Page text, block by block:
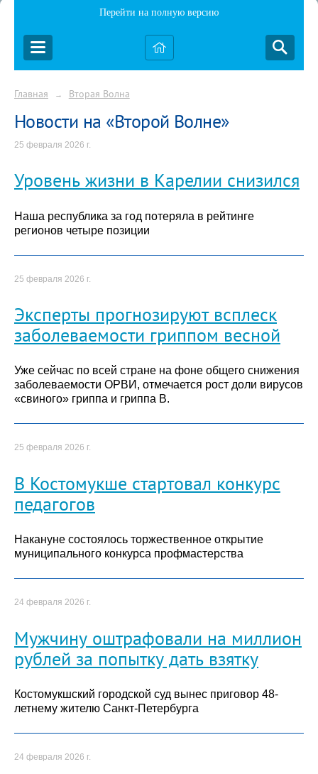
Перейти на полную версию
Главная → Вторая Волна
Новости на «Второй Волне»
25 февраля 2026 г.
Уровень жизни в Карелии снизился
Наша республика за год потеряла в рейтинге
регионов четыре позиции
25 февраля 2026 г.
Эксперты прогнозируют всплеск
заболеваемости гриппом весной
Уже сейчас по всей стране на фоне общего снижения
заболеваемости ОРВИ, отмечается рост доли вирусов
«свиного» гриппа и гриппа В.
25 февраля 2026 г.
В Костомукше стартовал конкурс
педагогов
Накануне состоялось торжественное открытие
муниципального конкурса профмастерства
24 февраля 2026 г.
Мужчину оштрафовали на миллион
рублей за попытку дать взятку
Костомукшский городской суд вынес приговор 48-
летнему жителю Санкт-Петербурга
24 февраля 2026 г.